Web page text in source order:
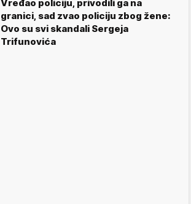
Vređao policiju, privodili ga na
granici, sad zvao policiju zbog žene:
Ovo su svi skandali Sergeja
Trifunovića